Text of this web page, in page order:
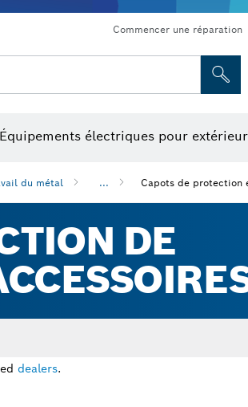
Commencer une réparation
Équipements électriques pour extérieur
du métal ... Capots de protection
DE
dealers.